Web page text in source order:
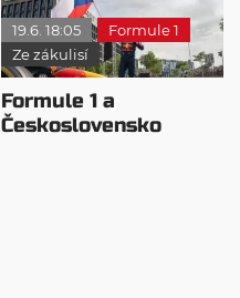
19.6. 18:05
Formule 1
Ze zákulisí
Formule 1 a
Československo